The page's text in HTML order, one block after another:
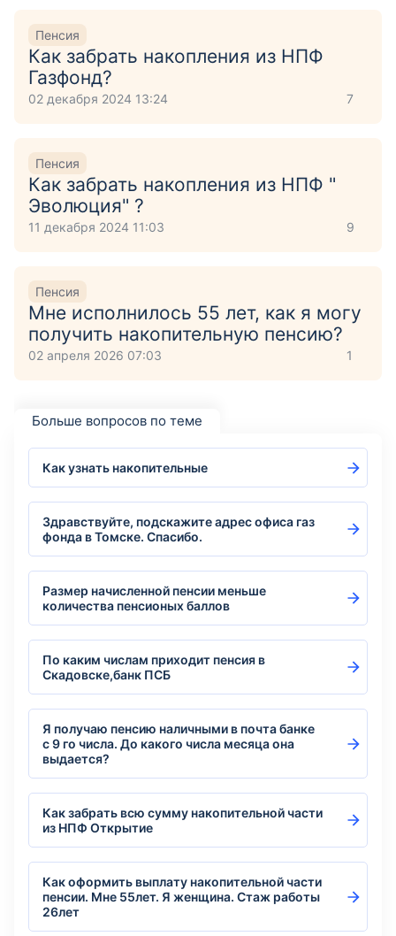
Пенсия
Как забрать накопления из НПФ
Газфонд?
02 декабря 2024 13:24 7
Пенсия
Как забрать накопления из НПФ "
Эволюция" ?
11 декабря 2024 11:03 9
Пенсия
Мне исполнилось 55 лет, как я могу
получить накопительную пенсию?
02 апреля 2026 07:03 1
Больше вопросов по теме
Как узнать накопительные
Здравствуйте, подскажите адрес офиса газ
фонда в Томске. Спасибо.
Размер начисленной пенсии меньше
количества пенсионых баллов
По каким числам приходит пенсия в
Скадовске,банк ПСБ
Я получаю пенсию наличными в почта банке
с 9 го числа. До какого числа месяца она
выдается?
Как забрать всю сумму накопительной части
из НПФ Открытие
Как оформить выплату накопительной части
пенсии. Мне 55лет. Я женщина. Стаж работы
26лет